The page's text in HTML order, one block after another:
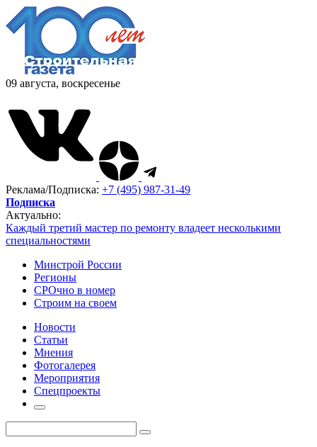
09 августа, воскресенье
Реклама/Подписка: +7 (495) 987-31-49
Подписка
Актуально:
Каждый третий мастер по ремонту владеет несколькими
специальностями
Минстрой России
Регионы
СРОчно в номер
Строим на своем
Новости
Статьи
Мнения
Фотогалерея
Мероприятия
Спецпроекты